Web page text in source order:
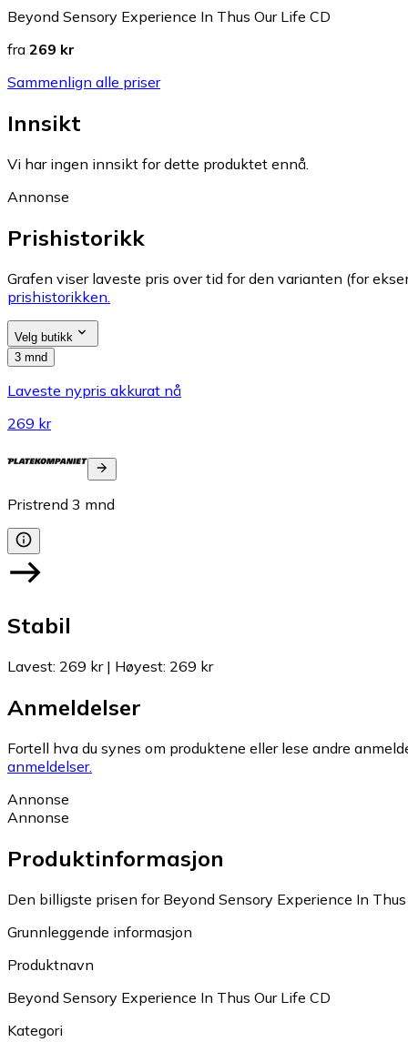
Beyond Sensory Experience In Thus Our Life CD
fra 269 kr
Sammenlign alle priser
Innsikt
Vi har ingen innsikt for dette produktet ennå.
Annonse
Prishistorikk
Grafen viser laveste pris over tid for den varianten (for
prishistorikken.
Velg butikk
3 mnd
Laveste nypris akkurat nå
269 kr
Pristrend 3 mnd
Stabil
Lavest: 269 kr| Høyest: 269 kr
Anmeldelser
Fortell hva du synes om produktene eller lese andre
anmeldelser.
Annonse
Annonse
Produktinformasjon
Den billigste prisen for Beyond Sensory Experience In
Grunnleggende informasjon
Produktnavn
Beyond Sensory Experience In Thus Our Life CD
Kategori